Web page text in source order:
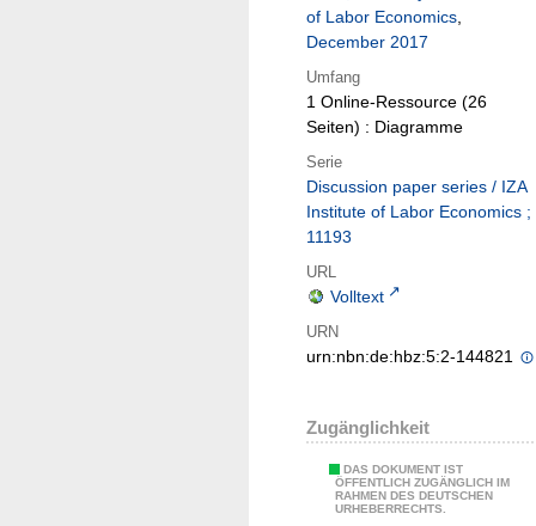
of Labor Economics,
December 2017
Umfang
1 Online-Ressource (26
Seiten) : Diagramme
Serie
Discussion paper series / IZA
Institute of Labor Economics ;
11193
URL
Volltext
URN
urn:nbn:de:hbz:5:2-144821
Zugänglichkeit
DAS DOKUMENT IST
ÖFFENTLICH ZUGÄNGLICH IM
RAHMEN DES DEUTSCHEN
URHEBERRECHTS.